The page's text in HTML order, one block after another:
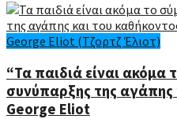
George Eliot (Τζορτζ Έλιοτ)
“Τα παιδιά είναι ακόμα
συνύπαρξης της αγάπης
George Eliot